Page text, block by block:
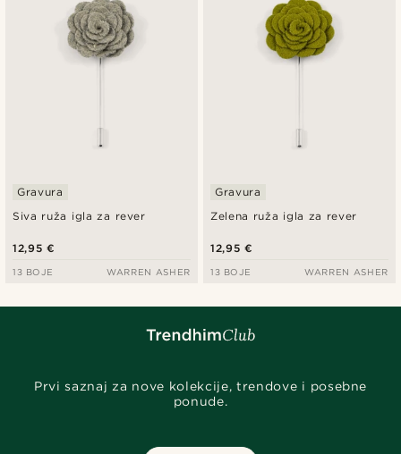
Siva ruža igla za rever
Gravura
12,95 €
13 BOJE WARREN ASHER
Zelena ruža igla za rever
Gravura
12,95 €
13 BOJE WARREN ASHER
Prvi saznaj za nove kolekcije, trendove i posebne
ponude.